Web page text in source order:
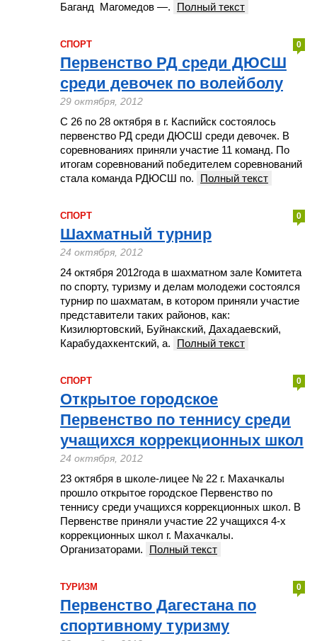
Баганд Магомедов —.
Полный текст
СПОРТ 0
Первенство РД среди ДЮСШ
среди девочек по волейболу
29 октября, 2012
С 26 по 28 октября в г. Каспийск состоялось
первенство РД среди ДЮСШ среди девочек. В
соревнованиях приняли участие 11 команд. По
итогам соревнований победителем соревнований
стала команда РДЮСШ по.
Полный текст
СПОРТ 0
Шахматный турнир
24 октября, 2012
24 октября 2012года в шахматном зале Комитета
по спорту, туризму и делам молодежи состоялся
турнир по шахматам, в котором приняли участие
представители таких районов, как:
Кизилюртовский, Буйнакский, Дахадаевский,
Карабудахкентский, а.
Полный текст
СПОРТ 0
Открытое городское
Первенство по теннису среди
учащихся коррекционных школ
24 октября, 2012
23 октября в школе-лицее № 22 г. Махачкалы
прошло открытое городское Первенство по
теннису среди учащихся коррекционных школ. В
Первенстве приняли участие 22 учащихся 4-х
коррекционных школ г. Махачкалы.
Организаторами.
Полный текст
ТУРИЗМ 0
Первенство Дагестана по
спортивному туризму